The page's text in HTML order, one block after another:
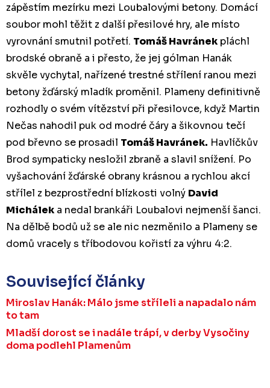
zápěstím mezírku mezi Loubalovými betony. Domácí
soubor mohl těžit z další přesilové hry, ale místo
vyrovnání smutnil potřetí. Tomáš Havránek pláchl
brodské obraně a i přesto, že jej gólman Hanák
skvěle vychytal, nařízené trestné střílení ranou mezi
betony žďárský mladík proměnil. Plameny definitivně
rozhodly o svém vítězství při přesilovce, když Martin
Nečas nahodil puk od modré čáry a šikovnou tečí
pod břevno se prosadil Tomáš Havránek. Havlíčkův
Brod sympaticky nesložil zbraně a slavil snížení. Po
vyšachování žďárské obrany krásnou a rychlou akcí
střílel z bezprostřední blízkosti volný David
Michálek a nedal brankáři Loubalovi nejmenší šanci.
Na dělbě bodů už se ale nic nezměnilo a Plameny se
domů vracely s tříbodovou kořistí za výhru 4:2.
Související články
Miroslav Hanák: Málo jsme stříleli a napadalo nám
to tam
Mladší dorost se i nadále trápí, v derby Vysočiny
doma podlehl Plamenům